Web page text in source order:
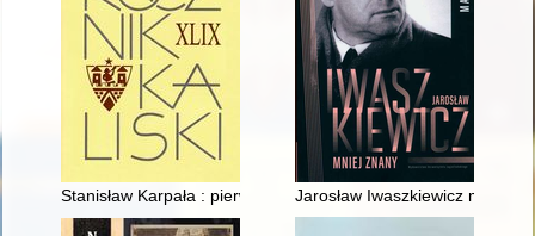
Stanisław Karpała : pierwszy powojenny starosta kaliski,
Jarosław Iwaszkiewicz mniej